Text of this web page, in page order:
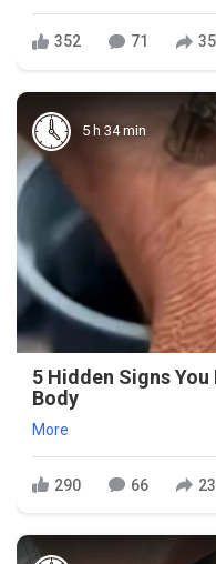
352 71
5 h 34 min
5 Hidden Signs
Body
More
290 66